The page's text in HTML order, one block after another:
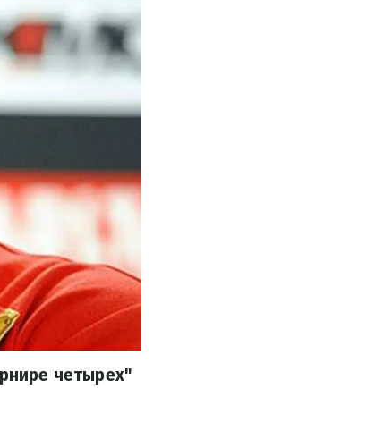
четырех"